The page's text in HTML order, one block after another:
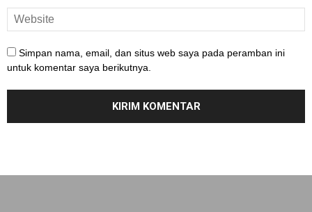
Simpan nama, email, dan situs web saya pada peramban ini
untuk komentar saya berikutnya.